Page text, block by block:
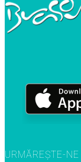
URMĂREȘTE-NE